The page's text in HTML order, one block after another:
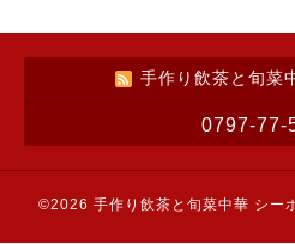
手作り飲茶と旬菜
0797-77-
©2026 手作り飲茶と旬菜中華 シー